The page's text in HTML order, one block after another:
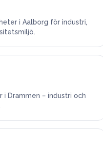
i Aalborg för industri,
i Drammen – industri och